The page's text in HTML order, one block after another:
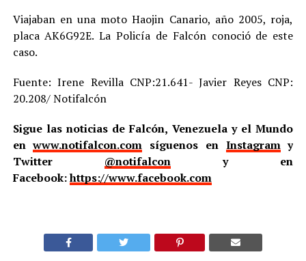
Viajaban en una moto Haojin Canario, año 2005, roja,
placa AK6G92E. La Policía de Falcón conoció de este
caso.
Fuente: Irene Revilla CNP:21.641- Javier Reyes CNP:
20.208/ Notifalcón
Sigue las noticias de Falcón, Venezuela y el Mundo
enwww.notifalcon.com síguenos en Instagramy
Twitter @notifalcony en
Facebook:https://www.facebook.com